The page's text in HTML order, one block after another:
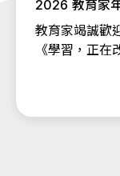
2026 教育家
教育家竭誠歡
《學習，正在